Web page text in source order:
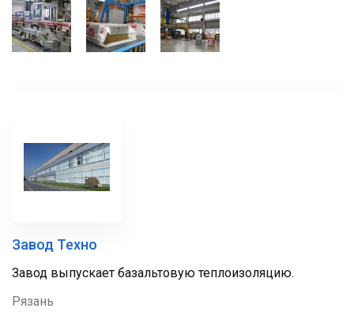
Завод Техно
Завод выпускает базальтовую теплоизоляцию.
Рязань